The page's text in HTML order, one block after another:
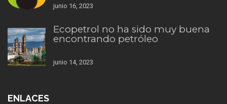
junio 16, 2023
Ecopetrol no ha sido muy buena
encontrando petróleo
junio 14, 2023
ENLACES